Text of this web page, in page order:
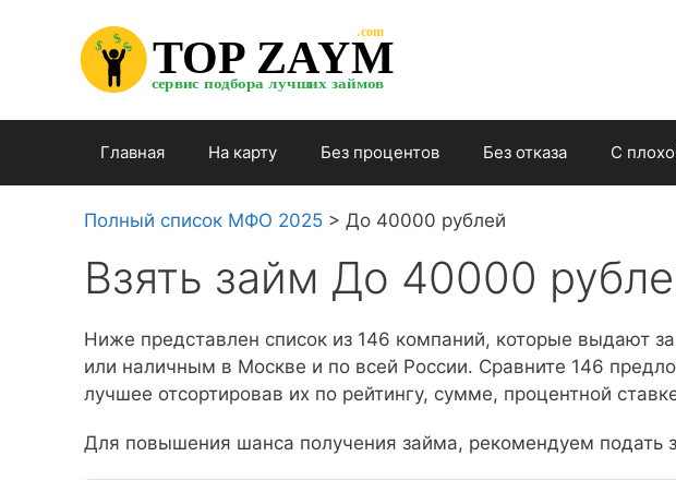
содержимому
TOP ZAYM
сервис подбора лучших займов
.com
$
$
$
Главная На карту Без процентов Без отказа С
Полный список МФО 2025 > До 40000 рублей
Взять займ До 40000
Ниже представлен список из 146 компаний, которые выдают
или наличным в Москве и по всей России. Сравните 146
лучшее отсортировав их по рейтингу, сумме, процентной
Для повышения шанса получения займа, рекомендуем подать